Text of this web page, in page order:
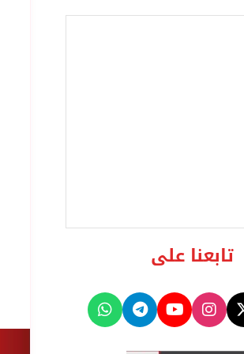
تابعنا على